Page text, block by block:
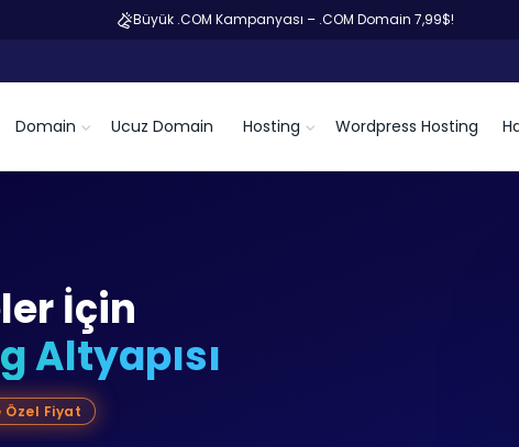
Büyük .COM Kampanyası – .COM Domain 7,99$!
Domain Ucuz Domain Hosting Wordpress Hosting
İçin
Altyapısı
Özel Fiyat